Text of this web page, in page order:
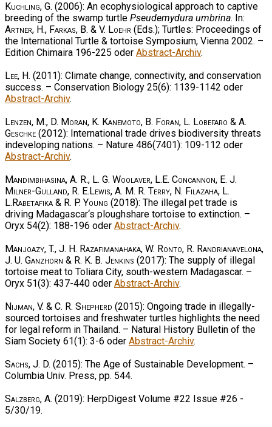
Kuchling, G. (2006): An ecophysiological approach to captive
breeding of the swamp turtle Pseudemydura umbrina. In:
Artner, H., Farkas, B. & V. Loehr (Eds.); Turtles: Proceedings of
the International Turtle & tortoise Symposium, Vienna 2002. –
Edition Chimaira 196-225 oder Abstract-Archiv.
Lee, H. (2011): Climate change, connectivity, and conservation
success. – Conservation Biology 25(6): 1139-1142 oder
Abstract-Archiv.
Lenzen, M., D. Moran, K. Kanemoto, B. Foran, L. Lobefaro & A.
Geschke (2012): International trade drives biodiversity threats
indeveloping nations. – Nature 486(7401): 109-112 oder
Abstract-Archiv.
Mandimbihasina, A. R., L. G. Woolaver, L.E. Concannon, E. J.
Milner-Gulland, R. E.Lewis, A. M. R. Terry, N. Filazaha, L.
L.Rabetafika & R. P. Young (2018): The illegal pet trade is
driving Madagascar‘s ploughshare tortoise to extinction. –
Oryx 54(2): 188-196 oder Abstract-Archiv.
Manjoazy, T., J. H. Razafimanahaka, W. Ronto, R. Randrianavelona,
J. U. Ganzhorn & R. K. B. Jenkins (2017): The supply of illegal
tortoise meat to Toliara City, south-western Madagascar. –
Oryx 51(3): 437-440 oder Abstract-Archiv.
Nijman, V. & C. R. Shepherd (2015): Ongoing trade in illegally-
sourced tortoises and freshwater turtles highlights the need
for legal reform in Thailand. – Natural History Bulletin of the
Siam Society 61(1): 3-6 oder Abstract-Archiv.
Sachs, J. D. (2015): The Age of Sustainable Development. –
Columbia Univ. Press, pp. 544.
Salzberg, A. (2019): HerpDigest Volume #22 Issue #26 -
5/30/19.